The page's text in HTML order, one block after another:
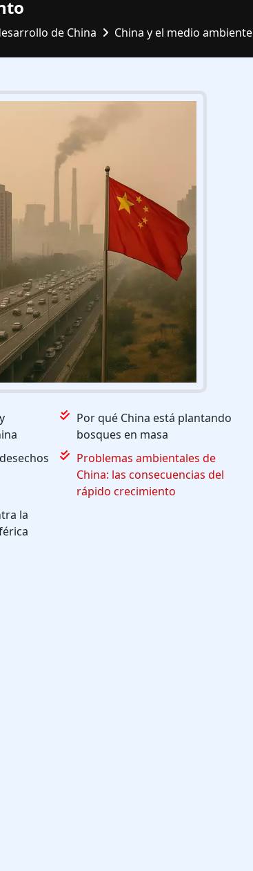
de China China y el medio ambiente
Por qué China está plantando
bosques en masa
Problemas ambientales de
China: las consecuencias del
rápido crecimiento
la